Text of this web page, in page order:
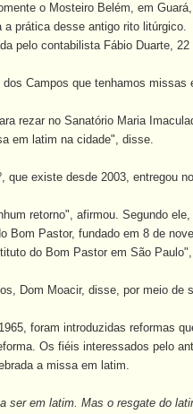
o Mosteiro Belém, em
prática desse antigo rito litúrgico.
contabilista Fábio Duarte, 22
Campos que tenhamos missas
rezar no Sanatório Maria
em latim na cidade", disse.
que existe desde 2003, entregou
retorno", afirmou. Segundo
Bom Pastor, fundado em 8 de
do Bom Pastor em São
Dom Moacir, disse, por meio
foram introduzidas reformas
Os fiéis interessados pelo
a missa em latim.
em latim. Mas o resgate do